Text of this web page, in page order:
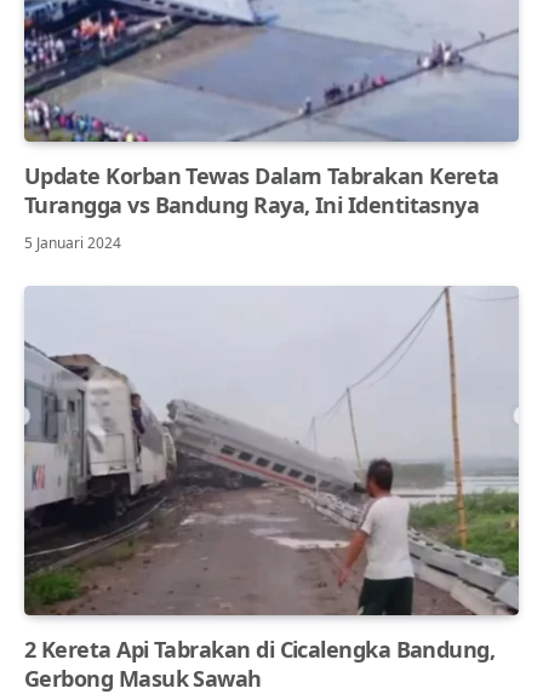
Update Korban Tewas Dalam Tabrakan Kereta
Turangga vs Bandung Raya, Ini Identitasnya
5 Januari 2024
2 Kereta Api Tabrakan di Cicalengka Bandung,
Gerbong Masuk Sawah